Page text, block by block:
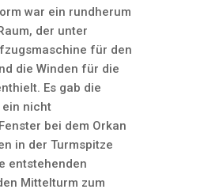
war ein rundherum
der unter
für den
die Winden für die
Es gab die
ein nicht
bei dem Orkan
in der Turmspitze
entstehenden
Mittelturm zum